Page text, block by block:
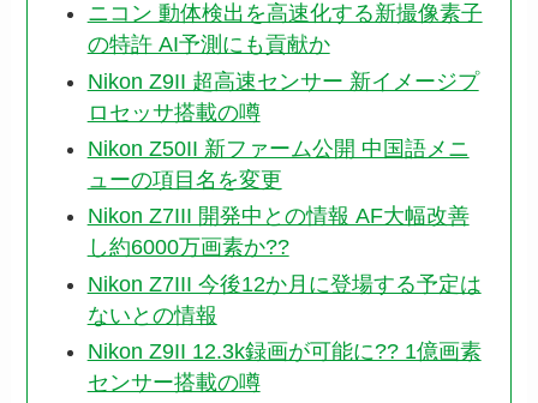
ニコン 動体検出を高速化する新撮像素子
の特許 AI予測にも貢献か
Nikon Z9II 超高速センサー 新イメージプ
ロセッサ搭載の噂
Nikon Z50II 新ファーム公開 中国語メニ
ューの項目名を変更
Nikon Z7III 開発中との情報 AF大幅改善
し約6000万画素か??
Nikon Z7III 今後12か月に登場する予定は
ないとの情報
Nikon Z9II 12.3k録画が可能に?? 1億画素
センサー搭載の噂